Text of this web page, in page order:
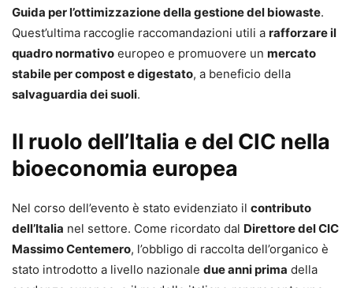
Guida per l’ottimizzazione della gestione del biowaste.
Quest’ultima raccoglie raccomandazioni utili a rafforzare il
quadro normativo europeo e promuovere un mercato
stabile per compost e digestato, a beneficio della
salvaguardia dei suoli.
Il ruolo dell’Italia e del CIC nella
bioeconomia europea
Nel corso dell’evento è stato evidenziato il contributo
dell’Italia nel settore. Come ricordato dal Direttore del CIC
Massimo Centemero, l’obbligo di raccolta dell’organico è
stato introdotto a livello nazionale due anni prima della